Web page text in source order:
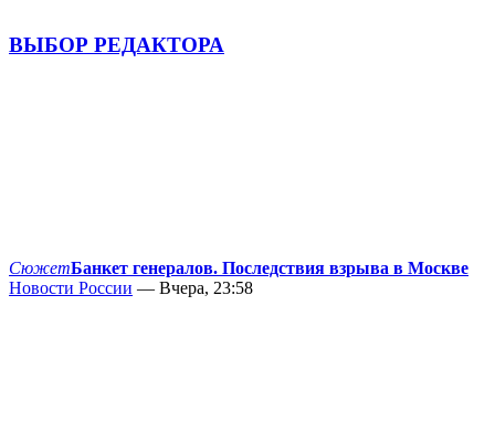
ВЫБОР РЕДАКТОРА
СюжетБанкет генералов. Последствия взрыва в Москве
Новости России — Вчера, 23:58